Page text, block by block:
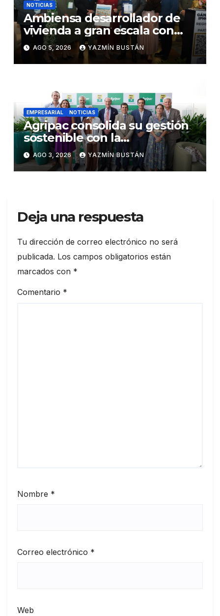
NOTICIAS
Ambiensa desarrollador de
vivienda a gran escala con
estándares internacionales
de sostenibilidad
AGO 5, 2026 YAZMÍN BUSTÁN
EMPRESARIAL NOTICIAS
Agripac consolida su gestión
sostenible con la
presentación de su octava
Memoria de Sostenibilidad
AGO 3, 2026 YAZMÍN BUSTÁN
Deja una respuesta
Tu dirección de correo electrónico no será
publicada. Los campos obligatorios están
marcados con *
Comentario *
Nombre *
Correo electrónico *
Web